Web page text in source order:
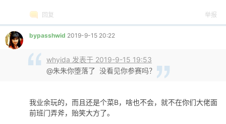
回复 举报
bypasshwid 2019-9-15 20:22
whyida 发表于 2019-9-15 19:53
@朱朱你堕落了 没看见你参赛吗？
我业余玩的，而且还是个菜B，啥也不会，就不在你们大佬面
前班门弄斧，贻笑大方了。